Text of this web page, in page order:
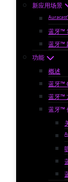
新应用场景
蓝牙™
蓝牙™
功能
概述
蓝牙™
蓝牙™
蓝牙™